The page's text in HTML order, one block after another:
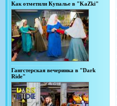
Как отметили Купалье в "KaZki"
Гангстерская вечеринка в "Dark
Ride"